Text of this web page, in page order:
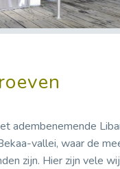
adembenemende
vallei, waar de
zijn. Hier zijn vele